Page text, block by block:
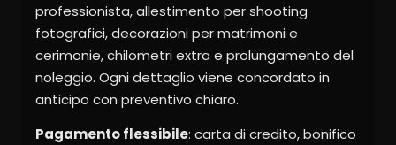
professionista, allestimento per shooting
fotografici, decorazioni per matrimoni e
cerimonie, chilometri extra e prolungamento del
noleggio. Ogni dettaglio viene concordato in
anticipo con preventivo chiaro.
Pagamento flessibile: carta di credito, bonifico